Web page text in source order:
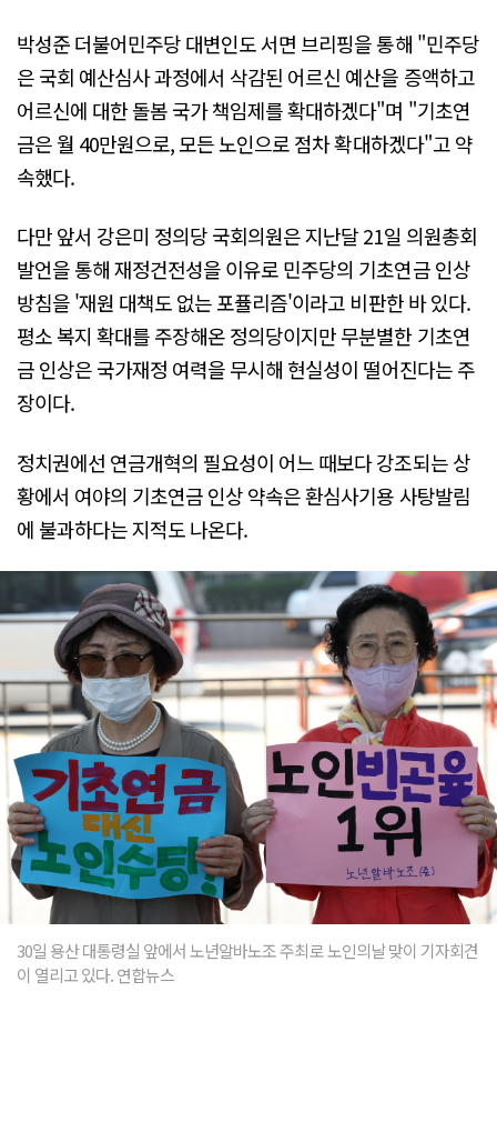
박성준 더불어민주당 대변인도 서면 브리핑을 통해 "민주당
은 국회 예산심사 과정에서 삭감된 어르신 예산을 증액하고
어르신에 대한 돌봄 국가 책임제를 확대하겠다"며 "기초연
금은 월 40만원으로, 모든 노인으로 점차 확대하겠다"고 약
속했다.
다만 앞서 강은미 정의당 국회의원은 지난달 21일 의원총회
발언을 통해 재정건전성을 이유로 민주당의 기초연금 인상
방침을 '재원 대책도 없는 포퓰리즘'이라고 비판한 바 있다.
평소 복지 확대를 주장해온 정의당이지만 무분별한 기초연
금 인상은 국가재정 여력을 무시해 현실성이 떨어진다는 주
장이다.
정치권에선 연금개혁의 필요성이 어느 때보다 강조되는 상
황에서 여야의 기초연금 인상 약속은 환심사기용 사탕발림
에 불과하다는 지적도 나온다.
30일 용산 대통령실 앞에서 노년알바노조 주최로 노인의날 맞이 기자회견
이 열리고 있다. 연합뉴스